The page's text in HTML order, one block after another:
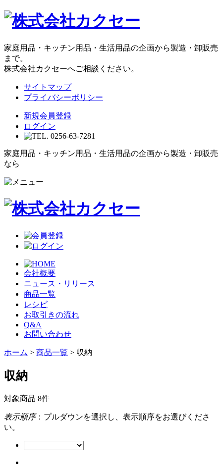
家庭用品・キッチン用品・生活用品の企画から製造・卸販売
まで。
株式会社カクセーへご相談ください。
サイトマップ
プライバシーポリシー
新規会員登録
ログイン
家庭用品・キッチン用品・生活用品の企画から製造・卸販売
なら
会社概要
ニュース・リリース
商品一覧
レシピ
お取引きの流れ
Q&A
お問い合わせ
ホーム > 商品一覧 > 収納
収納
対象商品 8件
表示順序：プルダウンを選択し、表示順序をお選びくださ
い。